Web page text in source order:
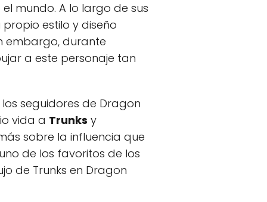
mundo. A lo largo de sus
estilo y diseño
embargo, durante
a este personaje tan
seguidores de Dragon
vida a Trunks y
sobre la influencia que
de los favoritos de los
de Trunks en Dragon